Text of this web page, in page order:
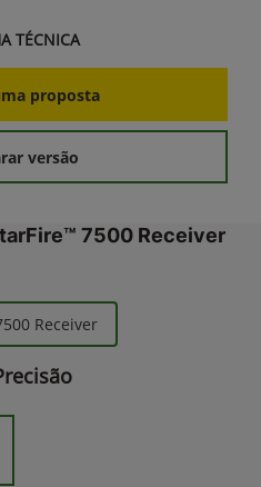
TÉCNICA
proposta
versão
7500 Receiver
Receiver